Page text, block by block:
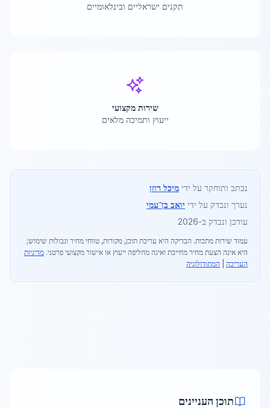
תקנים ישראליים ובינלאומיים
שירות מקצועי
ייעוץ ותמיכה מלאים
נכתב ותוחקר על ידי מיכל רוזן
נערך ונבדק על ידי יואב בן־עמי
עודכן ונבדק ב-2026
עמוד שירות מתכות. הבדיקה היא עריכת תוכן, מקורות, טווחי מחיר וגבולות שימוש;
היא אינה הצעת מחיר מחייבת ואינה מחליפה ייעוץ או אישור מקצועי פרטני. מדיניות
העריכה
המתודולוגיה
תוכן העניינים